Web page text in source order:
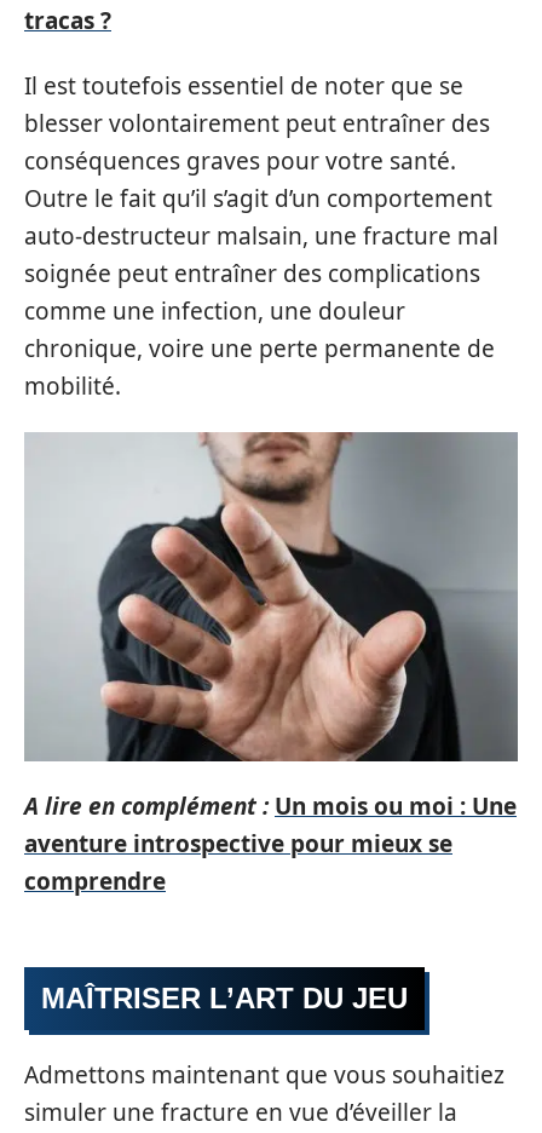
tracas ?
Il est toutefois essentiel de noter que se
blesser volontairement peut entraîner des
conséquences graves pour votre santé.
Outre le fait qu’il s’agit d’un comportement
auto-destructeur malsain, une fracture mal
soignée peut entraîner des complications
comme une infection, une douleur
chronique, voire une perte permanente de
mobilité.
A lire en complément : Un mois ou moi : Une
aventure introspective pour mieux se
comprendre
MAÎTRISER L’ART DU JEU
Admettons maintenant que vous souhaitiez
simuler une fracture en vue d’éveiller la